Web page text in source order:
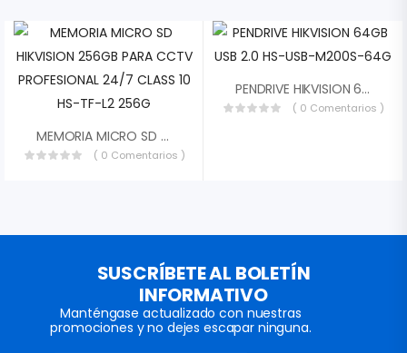
MEMORIA MICRO SD HIKVISION 256GB PARA CCTV PROFESIONAL 24/7 CLASS 10 HS-TF-L2 256G
( 0 Comentarios )
PENDRIVE HIKVISION 64GB USB 2.0 HS-USB-M200S-64G
( 0 Comentarios )
SUSCRÍBETE AL BOLETÍN
INFORMATIVO
Manténgase actualizado con nuestras
promociones y no dejes escapar ninguna.